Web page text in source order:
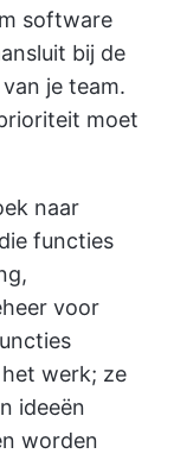
software
bij de
je team.
moet
naar
functies
voor
werk; ze
ideeën
worden